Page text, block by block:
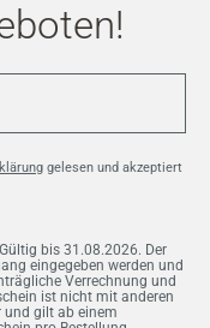
gelesen und akzeptiert
bis 31.08.2026. Der
eingegeben werden und
Verrechnung und
ist nicht mit anderen
und gilt ab einem